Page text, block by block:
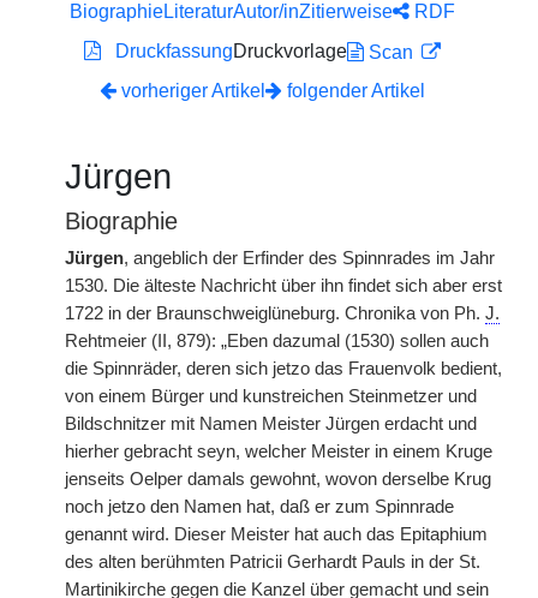
BiographieLiteraturAutor/inZitierweise
RDF
DruckfassungDruckvorlage
Scan
vorheriger Artikel
folgender Artikel
Jürgen
Biographie
Jürgen, angeblich der Erfinder des Spinnrades im Jahr
1530. Die älteste Nachricht über ihn findet sich aber erst
1722 in der Braunschweiglüneburg. Chronika von Ph. J.
Rehtmeier (II, 879): „Eben dazumal (1530) sollen auch
die Spinnräder, deren sich jetzo das Frauenvolk bedient,
von einem Bürger und kunstreichen Steinmetzer und
Bildschnitzer mit Namen Meister Jürgen erdacht und
hierher gebracht seyn, welcher Meister in einem Kruge
jenseits Oelper damals gewohnt, wovon derselbe Krug
noch jetzo den Namen hat, daß er zum Spinnrade
genannt wird. Dieser Meister hat auch das Epitaphium
des alten berühmten Patricii Gerhardt Pauls in der St.
Martinikirche gegen die Kanzel über gemacht und sein